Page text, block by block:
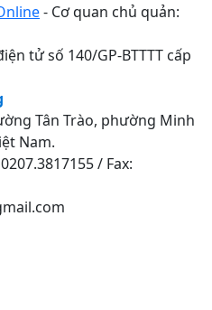
- Cơ quan chủ quản:
tử số 140/GP-BTTTT cấp
Tân Trào, phường Minh
Nam.
/ Fax: